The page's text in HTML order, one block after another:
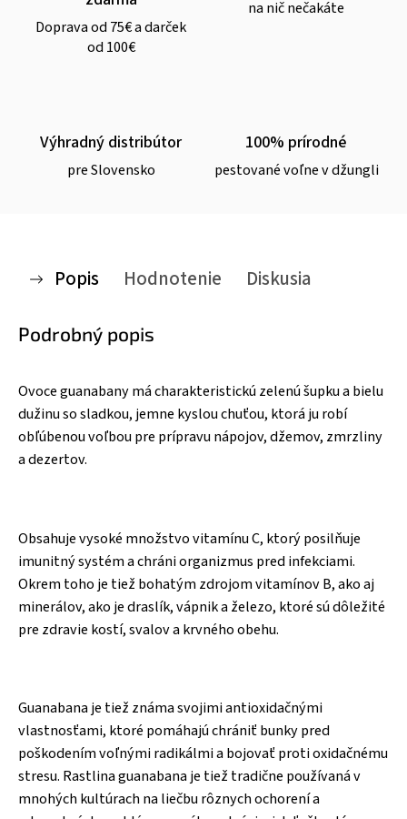
Doprava od 75€ a darček
od 100€
na nič nečakáte
Výhradný distribútor
pre Slovensko
100% prírodné
pestované voľne v džungli
Popis Hodnotenie Diskusia
Podrobný popis
Ovoce guanabany má charakteristickú zelenú šupku a bielu
dužinu so sladkou, jemne kyslou chuťou, ktorá ju robí
obľúbenou voľbou pre prípravu nápojov, džemov, zmrzliny
a dezertov.
Obsahuje vysoké množstvo vitamínu C, ktorý posilňuje
imunitný systém a chráni organizmus pred infekciami.
Okrem toho je tiež bohatým zdrojom vitamínov B, ako aj
minerálov, ako je draslík, vápnik a železo, ktoré sú dôležité
pre zdravie kostí, svalov a krvného obehu.
Guanabana je tiež známa svojimi antioxidačnými
vlastnosťami, ktoré pomáhajú chrániťbunky pred
poškodením voľnými radikálmi a bojovaťproti oxidačnému
stresu. Rastlina guanabana je tiež tradične používaná v
mnohých kultúrach na liečbu rôznych ochorení a